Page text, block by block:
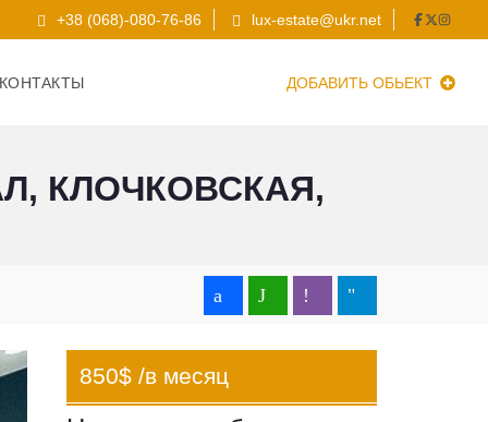
+38 (068)-080-76-86 lux-estate@ukr.net
ДОБАВИТЬ ОБЬЕКТ
КЛОЧКОВСКАЯ,
850$ /в месяц